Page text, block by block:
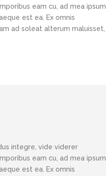
eam cu, ad mea ipsum
est ea. Ex omnis
ad soleat alterum maluisset,
integre, vide viderer
eam cu, ad mea ipsum
est ea. Ex omnis